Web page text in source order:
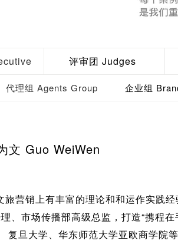
评审团 Judges
代理组 Agents Group 企业组
文 Guo WeiWen
营销上有丰富的理论和和运作实践
市场传播部高级总监，打造“携程在
旦大学、华东师范大学亚欧商学院